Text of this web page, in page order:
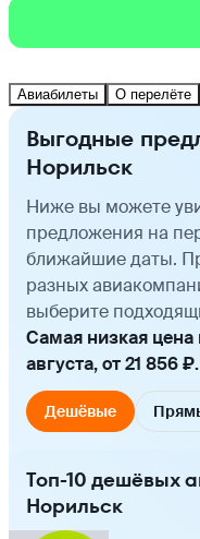
Авиабилеты О перелёте
Выгодные
Норильск
Ниже вы можете
предложения на
ближайшие даты.
разных
выберите
Самая низкая
августа, от 21 856 ₽.
Дешёвые
Топ-10 дешёвых
Норильск